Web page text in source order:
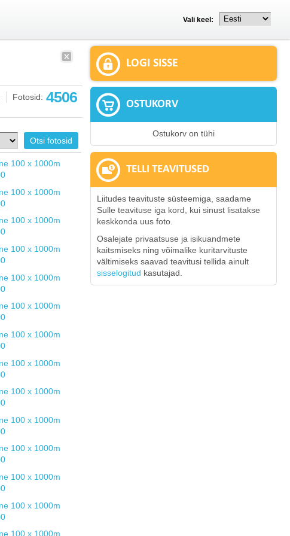
Vali keel:
Fotosid: 4506
LOGI SISSE
OSTUKORV
Ostukorv on tühi
TELLI TEAVITUSED
Liitudes teavituste süsteemiga, saadame
Sulle teavituse iga kord, kui sinust lisatakse
keskkonda uus foto.
Osalejate privaatsuse ja isikuandmete
kaitsmiseks ning võimalike kuritarvituste
vältimiseks saavad teavitusi tellida ainult
sisselogitud kasutajad.